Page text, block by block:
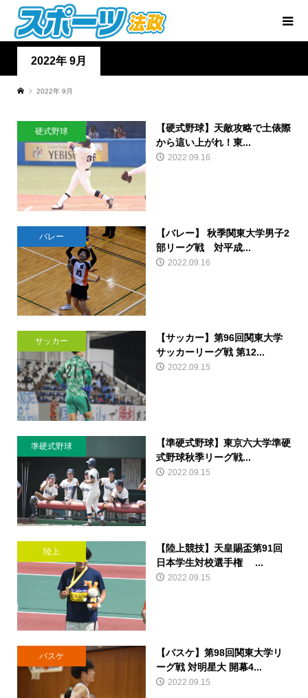
2022年 9月
2022年 9月
硬式野球
【硬式野球】天敵攻略で土俵際
から這い上がれ！東...
2022.09.16
バレー
【バレー】 秋季関東大学男子2
部リーグ戦 対平成...
2022.09.16
サッカー
【サッカー】第96回関東大学
サッカーリーグ戦 第12...
2022.09.15
準硬式野球
【準硬式野球】東京六大学準硬
式野球秋季リーグ戦...
2022.09.15
陸上
【陸上競技】天皇賜盃第91回
日本学生対校選手権 ...
2022.09.15
バスケ
【バスケ】第98回関東大学リ
ーグ戦 対明星大 開幕4...
2022.09.15